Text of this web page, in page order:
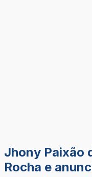
Jhony Paixão
Rocha e